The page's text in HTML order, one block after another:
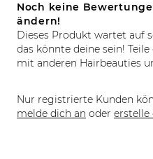
Noch keine
ändern!
Dieses Produkt wartet auf
das könnte deine sein!
mit anderen Hairbeauties
Nur registrierte Kunden
melde dich an oder erstelle